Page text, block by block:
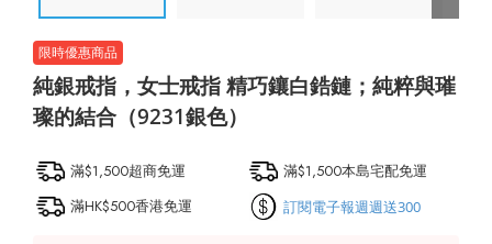
純銀戒指，女士戒指 精巧鑲白鋯鏈；純粹與璀
璨的結合（9231銀色）
滿$1,500超商免運
滿$1,500本島宅配免運
滿HK$500香港免運
訂閱電子報週週送300